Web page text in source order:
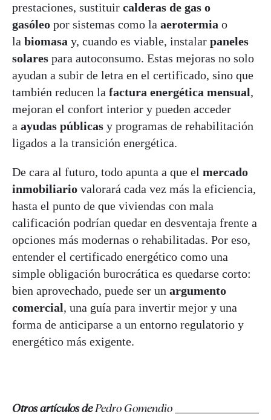
prestaciones, sustituir calderas de gas o
gasóleo por sistemas como la aerotermia o
la biomasa y, cuando es viable, instalar paneles
solares para autoconsumo. Estas mejoras no solo
ayudan a subir de letra en el certificado, sino que
también reducen la factura energética mensual,
mejoran el confort interior y pueden acceder
a ayudas públicas y programas de rehabilitación
ligados a la transición energética.
De cara al futuro, todo apunta a que el mercado
inmobiliario valorará cada vez más la eficiencia,
hasta el punto de que viviendas con mala
calificación podrían quedar en desventaja frente a
opciones más modernas o rehabilitadas. Por eso,
entender el certificado energético como una
simple obligación burocrática es quedarse corto:
bien aprovechado, puede ser un argumento
comercial, una guía para invertir mejor y una
forma de anticiparse a un entorno regulatorio y
energético más exigente.
Otros artículos dePedro Gomendio